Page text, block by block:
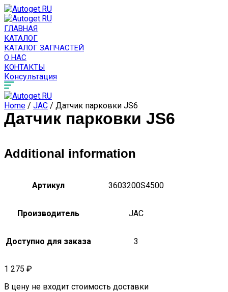
ГЛАВНАЯ
КАТАЛОГ
КАТАЛОГ ЗАПЧАСТЕЙ
О НАС
КОНТАКТЫ
Консультация
Home / JAC / Датчик парковки JS6
Датчик парковки JS6
Additional information
Артикул 3603200S4500
Производитель JAC
Доступно для заказа 3
1 275 ₽
В цену не входит стоимость доставки